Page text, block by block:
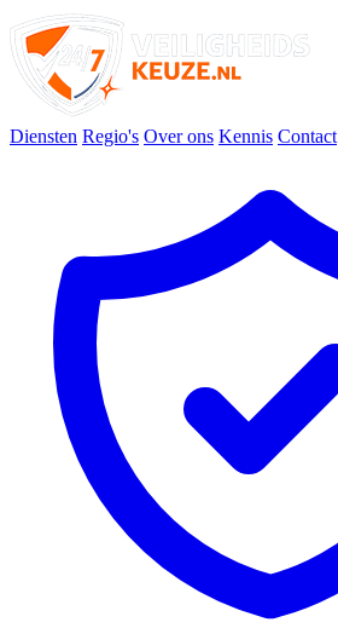
Diensten Regio's Over ons Kennis Contact